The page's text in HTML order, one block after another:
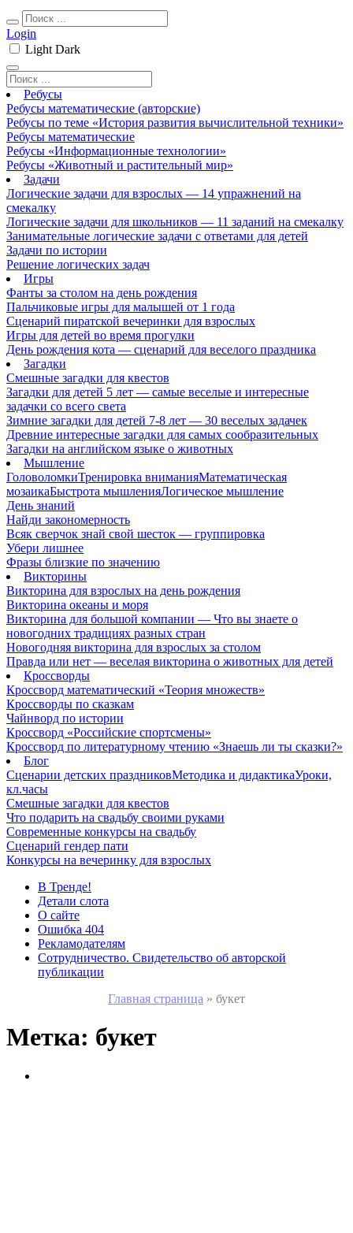
Login
Light Dark
Ребусы
Ребусы математические (авторские)
Ребусы по теме «История развития вычислительной техники»
Ребусы математические
Ребусы «Информационные технологии»
Ребусы «Животный и растительный мир»
Задачи
Логические задачи для взрослых — 14 упражнений на
смекалку
Логические задачи для школьников — 11 заданий на смекалку
Занимательные логические задачи с ответами для детей
Задачи по истории
Решение логических задач
Игры
Фанты за столом на день рождения
Пальчиковые игры для малышей от 1 года
Сценарий пиратской вечеринки для взрослых
Игры для детей во время прогулки
День рождения кота — сценарий для веселого праздника
Загадки
Смешные загадки для квестов
Загадки для детей 5 лет — самые веселые и интересные
задачки со всего света
Зимние загадки для детей 7-8 лет — 30 веселых задачек
Древние интересные загадки для самых сообразительных
Загадки на английском языке о животных
Мышление
ГоловоломкиТренировка вниманияМатематическая
мозаикаБыстрота мышленияЛогическое мышление
День знаний
Найди закономерность
Всяк сверчок знай свой шесток — группировка
Убери лишнее
Фразы близкие по значению
Викторины
Викторина для взрослых на день рождения
Викторина океаны и моря
Викторина для большой компании — Что вы знаете о
новогодних традициях разных стран
Новогодняя викторина для взрослых за столом
Правда или нет — веселая викторина о животных для детей
Кроссворды
Кроссворд математический «Теория множеств»
Кроссворды по сказкам
Чайнворд по истории
Кроссворд «Российские спортсмены»
Кроссворд по литературному чтению «Знаешь ли ты сказки?»
Блог
Сценарии детских праздниковМетодика и дидактикаУроки,
кл.часы
Смешные загадки для квестов
Что подарить на свадьбу своими руками
Современные конкурсы на свадьбу
Сценарий гендер пати
Конкурсы на вечеринку для взрослых
В Тренде!
Детали слота
О сайте
Ошибка 404
Рекламодателям
Сотрудничество. Свидетельство об авторской
публикации
Главная страница » букет
Метка: букет